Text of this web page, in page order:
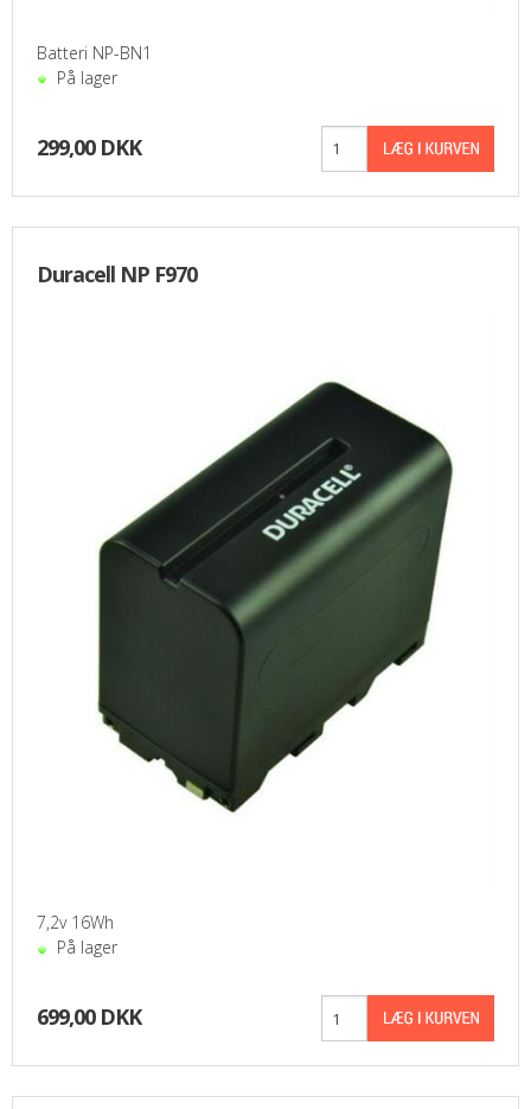
Batteri NP-BN1
På lager
299,00 DKK
Duracell NP F970
7,2v 16Wh
På lager
699,00 DKK